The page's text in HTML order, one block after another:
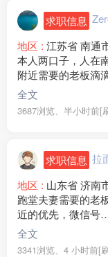
求职信息
地区 : 江苏省 南通
本人两口子，人在
附近需要的老板滴
全文
3687浏览、 半小时前[
求职信息 拉
地区 : 山东省 济南
跑堂夫妻需要的老
近的优先，微信号
StarWithU520
全文
3341浏览、 4 小时前[